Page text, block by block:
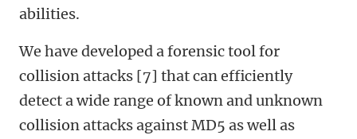
abilities.
We have developed a forensic tool for
collision attacks [7] that can efficiently
detect a wide range of known and unknown
collision attacks against MD5 as well as